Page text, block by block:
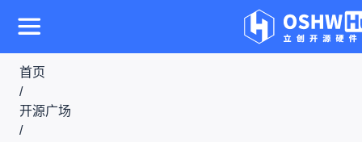
首页
/
开源广场
/